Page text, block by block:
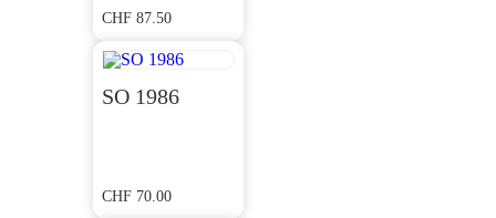
CHF 87.50
SO 1986
CHF 70.00